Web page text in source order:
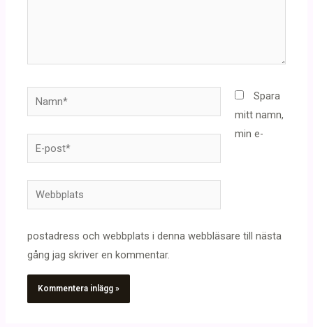
Namn*
E-
post*
Webbplats
Spara
mitt namn,
min e-
postadress och webbplats i denna webbläsare till nästa
gång jag skriver en kommentar.